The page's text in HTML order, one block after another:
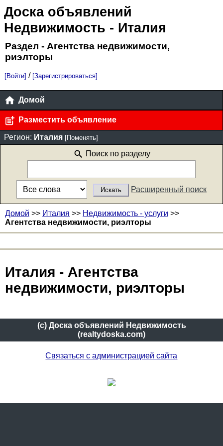
Доска объявлений
Недвижимость - Италия
Раздел - Агентства недвижимости,
риэлторы
[Войти] / [Зарегистрироваться]
Домой
Разместить объявление
Регион: Италия [Поменять]
Поиск по разделу
Расширенный поиск
Домой >> Италия >> Недвижимость - услуги >>
Агентства недвижимости, риэлторы
Италия - Агентства
недвижимости, риэлторы
(c) Доска объявлений Недвижимость
(realtydoska.com)
Связаться с администрацией сайта